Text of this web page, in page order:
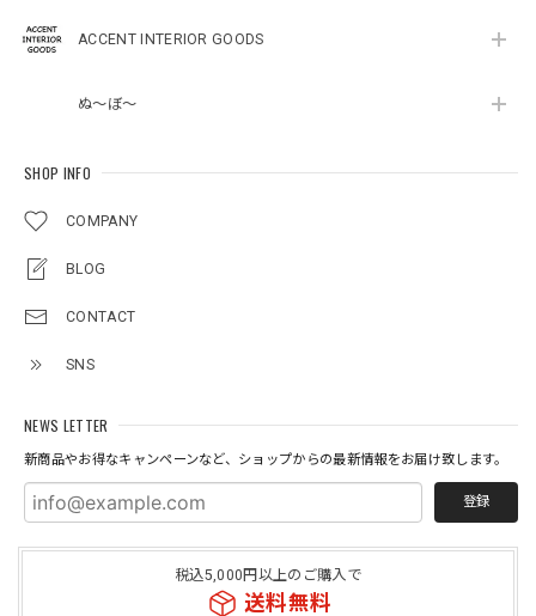
ACCENT INTERIOR GOODS
ぬ～ぼ～
SHOP INFO
COMPANY
BLOG
CONTACT
SNS
NEWS LETTER
新商品やお得なキャンペーンなど、ショップからの最新情報をお届け致します。
登録
税込5,000円以上のご購入で
送料無料